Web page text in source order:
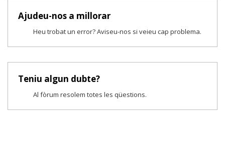
Ajudeu-nos a millorar
Heu trobat un error? Aviseu-nos si veieu cap problema.
Teniu algun dubte?
Al fòrum resolem totes les qüestions.